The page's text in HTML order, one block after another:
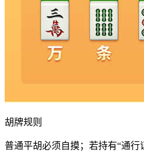
胡牌规则
普通平胡必须自摸；若持有“通行